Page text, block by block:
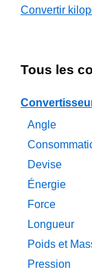
Convertir
Tous les
Angle
Devise
Énergie
Force
Longueur
Poids et
Pression